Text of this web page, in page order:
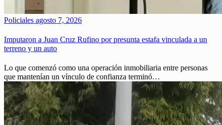
Policiales agosto 7, 2026
Imputaron a Juan Cruz Rufino por presunta estafa vinculada a un
terreno y un auto
Lo que comenzó como una operación inmobiliaria entre personas
que mantenían un vínculo de confianza terminó…